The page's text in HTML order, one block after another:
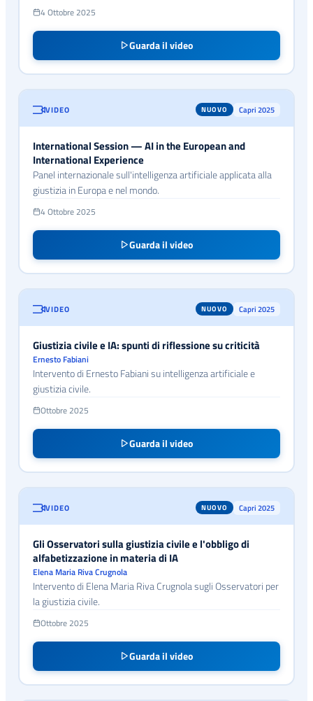
4 Ottobre 2025
Guarda il video
VIDEO NUOVO Capri 2025
International Session — AI in the European and
International Experience
Panel internazionale sull'intelligenza artificiale applicata alla
giustizia in Europa e nel mondo.
4 Ottobre 2025
Guarda il video
VIDEO NUOVO Capri 2025
Giustizia civile e IA: spunti di riflessione su criticità
Ernesto Fabiani
Intervento di Ernesto Fabiani su intelligenza artificiale e
giustizia civile.
Ottobre 2025
Guarda il video
VIDEO NUOVO Capri 2025
Gli Osservatori sulla giustizia civile e l'obbligo di
alfabetizzazione in materia di IA
Elena Maria Riva Crugnola
Intervento di Elena Maria Riva Crugnola sugli Osservatori per
la giustizia civile.
Ottobre 2025
Guarda il video